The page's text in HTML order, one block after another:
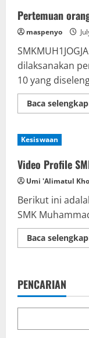
Pertemuan
maspenyo
dilaksanakan
10 yang
Baca
Kesiswaan
Video Profile
Umi 'Alimatul
Berikut ini
SMK
Baca
PENCARIAN